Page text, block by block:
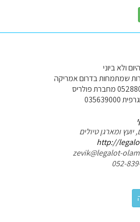
ולא ביוני
שמתמחות בדרום אמריקה
יועץ ומארגן טיולים
http://